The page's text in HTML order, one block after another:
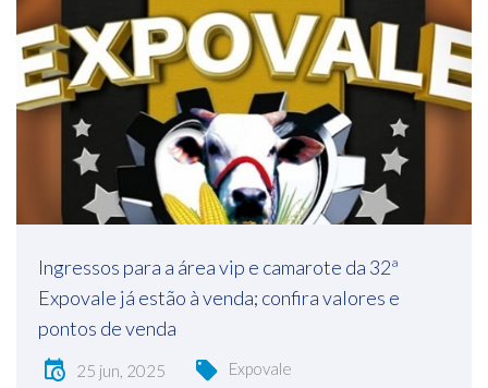
Ingressos para a área vip e camarote da 32ª
Expovale já estão à venda; confira valores e
pontos de venda
25 jun, 2025 Expovale